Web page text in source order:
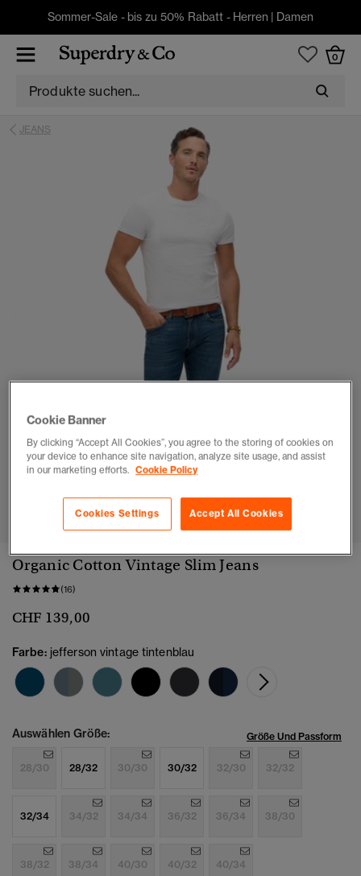
Sommer-Sale - bis zu 50% Rabatt - Herren | Damen
0
JEANS
1 2 3 4 5 6
Organic Cotton Vintage Slim Jeans
(16)
CHF 139,00
Farbe: jefferson vintage tintenblau
Auswählen Größe: Größe Und Passform
28/30 28/32 30/30 30/32 32/30 32/32
32/34 34/32 34/34 36/32 36/34 38/30
38/32 38/34 40/30 40/32 40/34
Cookie Banner
By clicking “Accept All Cookies”, you agree to the storing of cookies on
your device to enhance site navigation, analyze site usage, and assist
in our marketing efforts. Cookie Policy
Accept All Cookies
Cookies Settings